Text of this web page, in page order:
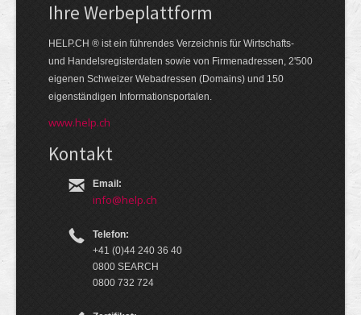
Ihre Werbe­platt­form
HELP.CH ® ist ein führendes Ver­zeich­nis für Wirt­schafts-
und Handels­register­daten so­wie von Firmen­adressen, 2'500
eige­nen Schweizer Web­adressen (Domains) und 150
eigen­ständigen Infor­mations­por­talen.
www.help.ch
Kontakt
Email:
info@help.ch
Telefon:
+41 (0)44 240 36 40
0800 SEARCH
0800 732 724